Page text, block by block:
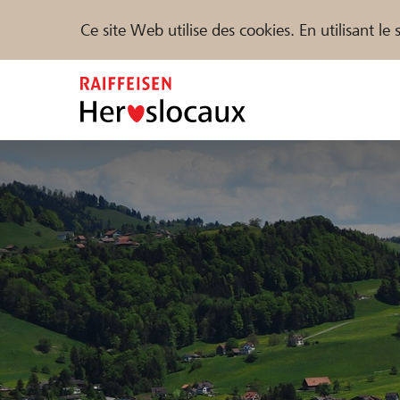
Ce site Web utilise des cookies. En utilisant
Trouvez des projets et des organisations
FR IT